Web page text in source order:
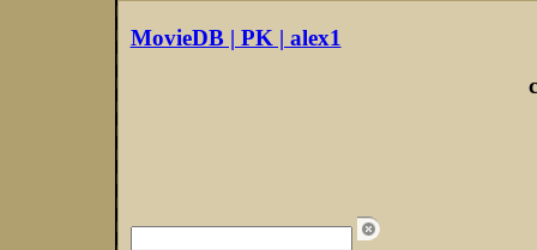
MovieDB | PK | alex1